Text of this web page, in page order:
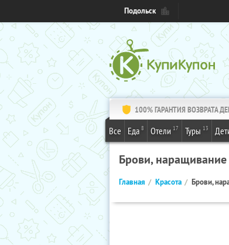
Подольск
100% ГАРАНТИЯ ВОЗВРАТА
Все Еда 8 Отели 17 Туры 13
Брови,
Главная Красота Брови,